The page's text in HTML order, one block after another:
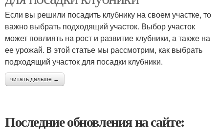
Если вы решили посадить клубнику на своем участке, то
важно выбрать подходящий участок. Выбор участок
может повлиять на рост и развитие клубники, а также на
ее урожай. В этой статье мы рассмотрим, как выбрать
подходящий участок для посадки клубники.
читать дальше →
Последние обновления на сайте: